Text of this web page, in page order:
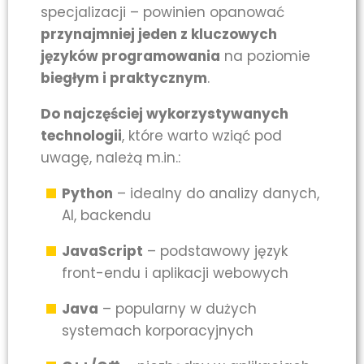
specjalizacji – powinien opanować
przynajmniej jeden z kluczowych
języków programowania na poziomie
biegłym i praktycznym.
Do najczęściej wykorzystywanych
technologii, które warto wziąć pod
uwagę, należą m.in.:
Python – idealny do analizy danych,
AI, backendu
JavaScript – podstawowy język
front-endu i aplikacji webowych
Java – popularny w dużych
systemach korporacyjnych